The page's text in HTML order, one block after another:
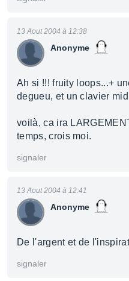
Anonyme
13 Aout 2004 à 12:38
Ah si !!! fruity loops...+
degueu, et un clavier
voilà, ca ira
temps, crois moi.
signaler
Anonyme
13 Aout 2004 à 12:41
De l'argent et de
signaler